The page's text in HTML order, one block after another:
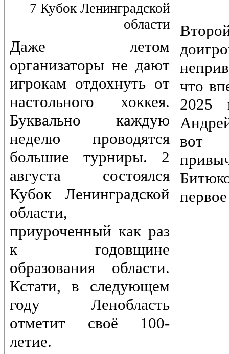
7 Кубок Ленинградской
области
Даже летом
организаторы не дают
игрокам отдохнуть от
настольного хоккея.
Буквально каждую
неделю проводятся
большие турниры. 2
августа состоялся
Кубок Ленинградской
области,
приуроченный как раз
к годовщине
образования области.
Кстати, в следующем
году Ленобласть
отметит своё 100-
летие.
что
2025
вот